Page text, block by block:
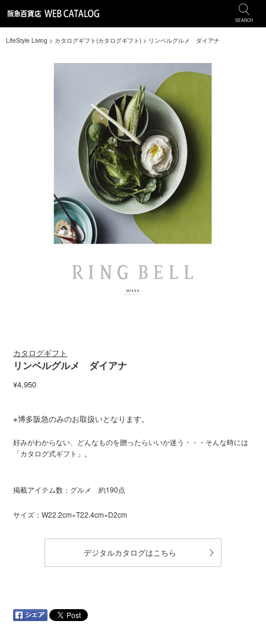
SEARCH
LifeStyle Living > カタログギフト(カタログギフト) > リンベルグルメ ダイアナ
カタログギフト
リンベルグルメ ダイアナ
¥4,950
※博多阪急のみのお取扱いとなります。
好みがわからない、どんなものを贈ったらいいか迷う・・・そんな時には
「カタログ式ギフト」。
掲載アイテム数：グルメ 約190点
サイズ：W22.2cm×T22.4cm×D2cm
デジタルカタログはこちら